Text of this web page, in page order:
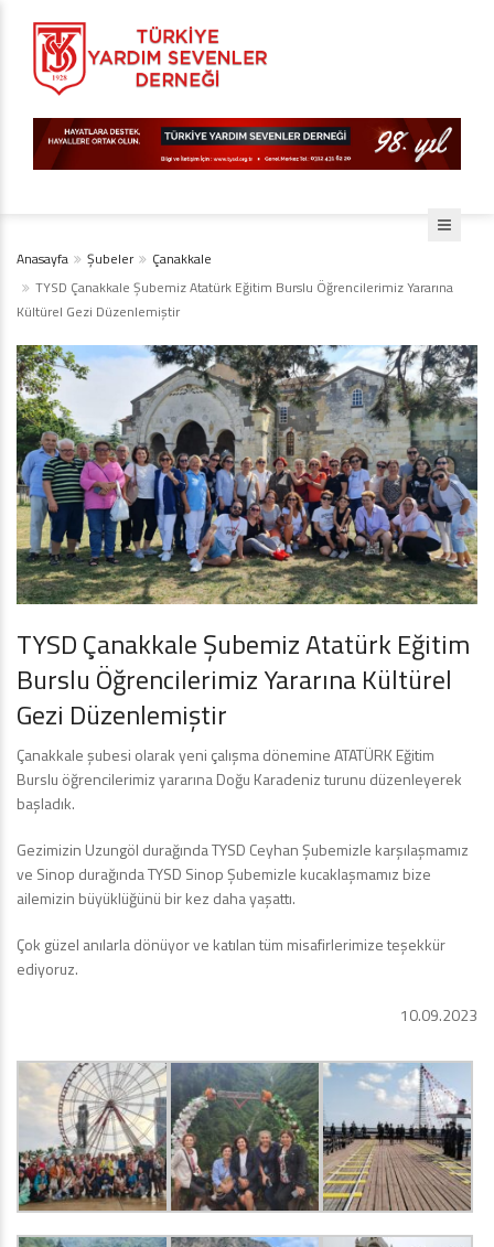
Anasayfa Şubeler
Çanakkale
TYSD Çanakkale Şubemiz Atatürk Eğitim Burslu Öğrencilerimiz Yararına
Kültürel Gezi Düzenlemiştir
TYSD Çanakkale Şubemiz Atatürk Eğitim
Burslu Öğrencilerimiz Yararına Kültürel
Gezi Düzenlemiştir
Çanakkale şubesi olarak yeni çalışma dönemine ATATÜRK Eğitim
Burslu öğrencilerimiz yararına Doğu Karadeniz turunu düzenleyerek
başladık.
Gezimizin Uzungöl durağında TYSD Ceyhan Şubemizle karşılaşmamız
ve Sinop durağında TYSD Sinop Şubemizle kucaklaşmamız bize
ailemizin büyüklüğünü bir kez daha yaşattı.
Çok güzel anılarla dönüyor ve katılan tüm misafirlerimize teşekkür
ediyoruz.
10.09.2023